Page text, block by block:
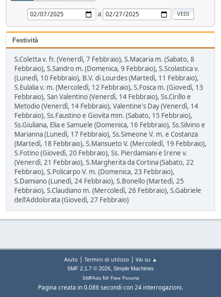
a
Festività
S.Coletta v. fr. (Venerdì, 7 Febbraio), S.Macaria m. (Sabato, 8
Febbraio), S.Sandro m. (Domenica, 9 Febbraio), S.Scolastica v.
(Lunedì, 10 Febbraio), B.V. di Lourdes (Martedì, 11 Febbraio),
S.Eulalia v. m. (Mercoledì, 12 Febbraio), S.Fosca m. (Giovedì, 13
Febbraio), San Valentino (Venerdì, 14 Febbraio), Ss.Cirillo e
Metodio (Venerdì, 14 Febbraio), Valentine's Day (Venerdì, 14
Febbraio), Ss.Faustino e Giovita mm. (Sabato, 15 Febbraio),
Ss.Giuliana, Elia e Samuele (Domenica, 16 Febbraio), Ss.Silvino e
Marianna (Lunedì, 17 Febbraio), Ss.Simeone V. m. e Costanza
(Martedì, 18 Febbraio), S.Mansueto V. (Mercoledì, 19 Febbraio),
S.Fotino (Giovedì, 20 Febbraio), Ss. Pierdamiani e Irene v.
(Venerdì, 21 Febbraio), S.Margherita da Cortina (Sabato, 22
Febbraio), S.Policarpo V. m. (Domenica, 23 Febbraio),
S.Damiano (Lunedì, 24 Febbraio), S.Bonello (Martedì, 25
Febbraio), S.Claudiano m. (Mercoledì, 26 Febbraio), S.Gabriele
dell'Addolorata (Giovedì, 27 Febbraio)
Aiuto | Termini di utilizzo | Vai su ▲
SMF 2.1.7 © 2026, Simple Machines
SMFAdsfor Free Forums
Pagina creata in 0.086 secondi con 24 interrogazioni.